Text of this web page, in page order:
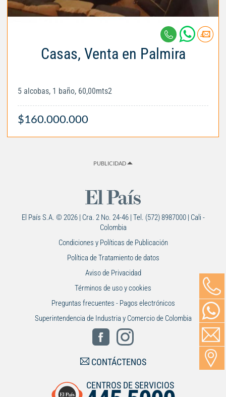
Casas, Venta en Palmira
5 alcobas, 1 baño, 60,00mts2
$160.000.000
PUBLICIDAD
El País S.A. © 2026 | Cra. 2 No. 24-46 | Tel. (572) 8987000 | Cali -
Colombia
Condiciones y Políticas de Publicación
Política de Tratamiento de datos
Aviso de Privacidad
Términos de uso y cookies
Preguntas frecuentes - Pagos electrónicos
Superintendencia de Industria y Comercio de Colombia
CONTÁCTENOS
CENTROS DE SERVICIOS